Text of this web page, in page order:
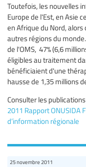
Toutefois, les nouvelles
Europe de l'Est, en Asie
en Afrique du Nord,
autres régions du
de l'OMS, 47% (6,6
éligibles au traitement
bénéficiaient d'une
hausse de 1,35 millions
Consulter les
2011 Rapport ONUSIDA
d’information régionale
25 novembre 2011